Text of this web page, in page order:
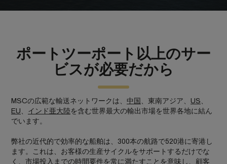
ポートツーポート以上のサー
ビスが必要だから
MSCの広範な輸送ネットワークは、 中国 、東南アジア、 US 、
EU 、 インド亜大陸 を含む世界最大の輸出市場を世界各地に結ん
でいます。
弊社の近代的で効率的な船舶は、300本の航路で520港に寄港し
ます。これは、お客様の生産サイクルをサポートするだけでな
く、市場投入までの時間要件を常に満たすことを意味し、顧客